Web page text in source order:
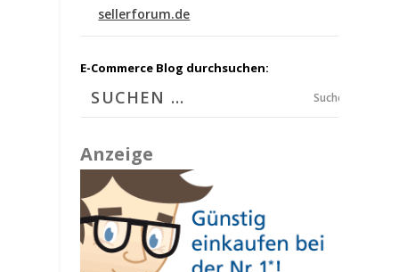
sellerforum.de
E-Commerce Blog durchsuchen:
Suchen
Anzeige